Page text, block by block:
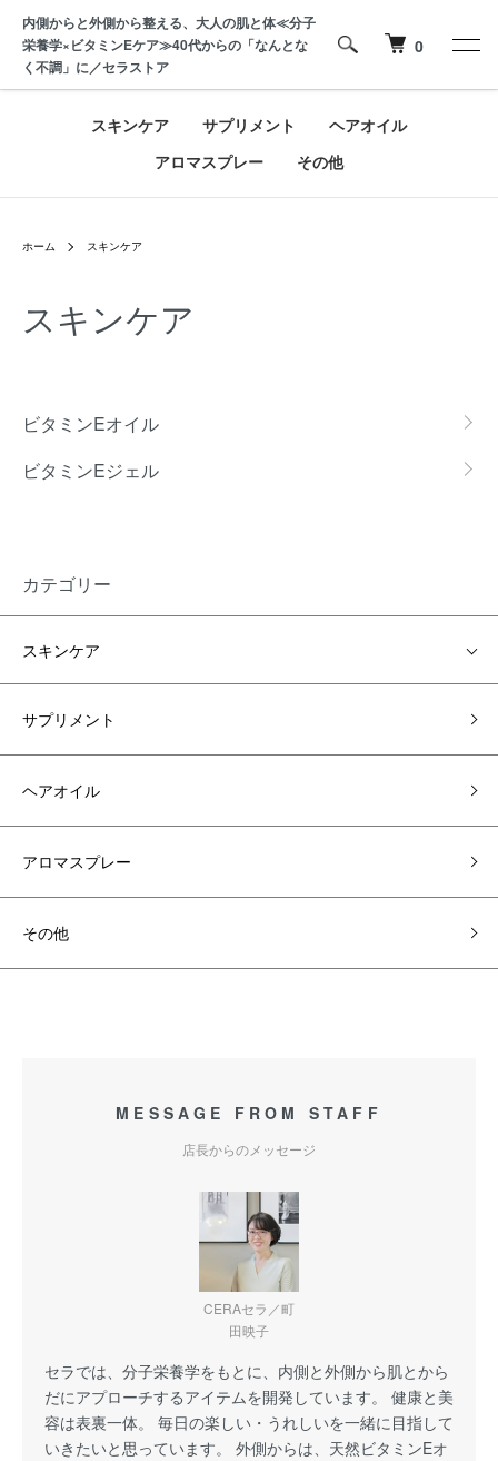
内側からと外側から整える、大人の肌と体≪分子
栄養学×ビタミンEケア≫40代からの「なんとな
く不調」に／セラストア
0
スキンケア サプリメント
ヘアオイル
アロマスプレー
その他
ホーム スキンケア
スキンケア
ビタミンEオイル
ビタミンEジェル
カテゴリー
スキンケア
サプリメント
ヘアオイル
アロマスプレー
その他
MESSAGE FROM STAFF
店長からのメッセージ
CERAセラ／町
田映子
セラでは、分子栄養学をもとに、内側と外側から肌とから
だにアプローチするアイテムを開発しています。 健康と美
容は表裏一体。 毎日の楽しい・うれしいを一緒に目指して
いきたいと思っています。 外側からは、天然ビタミンEオ